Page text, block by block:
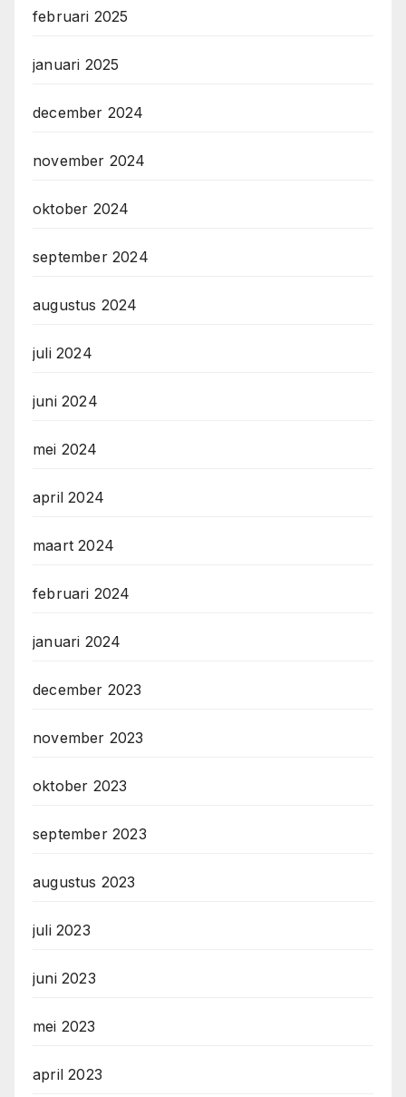
februari 2025
januari 2025
december 2024
november 2024
oktober 2024
september 2024
augustus 2024
juli 2024
juni 2024
mei 2024
april 2024
maart 2024
februari 2024
januari 2024
december 2023
november 2023
oktober 2023
september 2023
augustus 2023
juli 2023
juni 2023
mei 2023
april 2023